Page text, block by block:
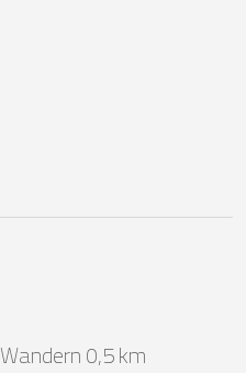
Wandern 0,5 km